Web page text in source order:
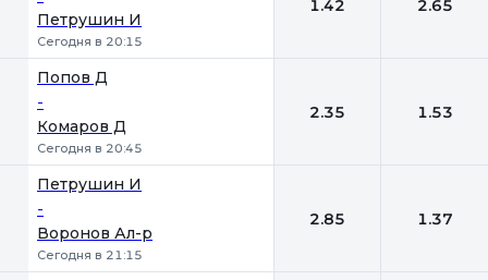
Петрушин И
Сегодня в 20:15
1.42 2.65
Попов Д
-
Комаров Д
Сегодня в 20:45
2.35 1.53
Петрушин И
-
Воронов Ал-р
Сегодня в 21:15
2.85 1.37